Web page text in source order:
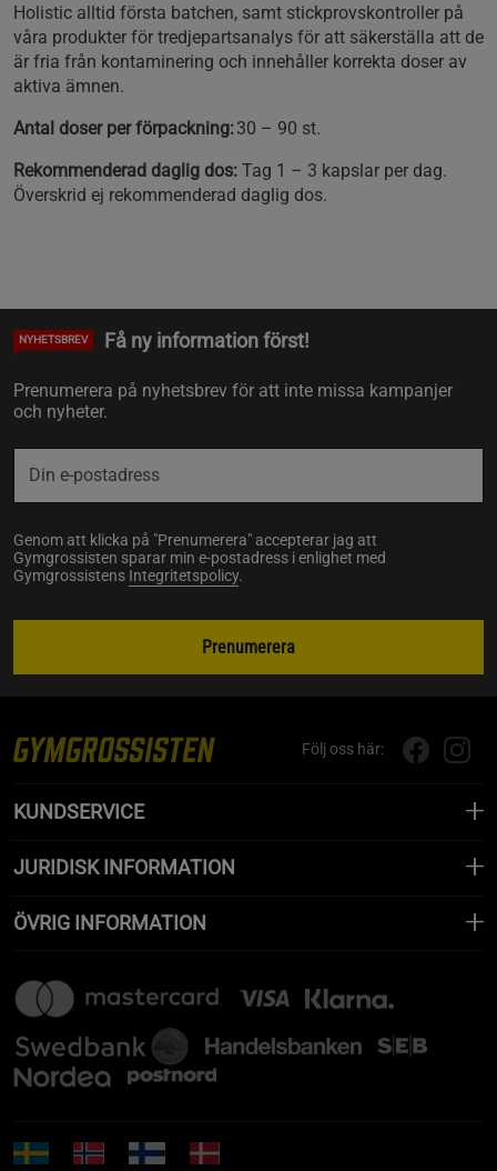
Holistic alltid första batchen, samt stickprovskontroller på
våra produkter för tredjepartsanalys för att säkerställa att de
är fria från kontaminering och innehåller korrekta doser av
aktiva ämnen.
Antal doser per förpackning:30 – 90 st.
Rekommenderad daglig dos: Tag 1 – 3 kapslar per dag.
Överskrid ej rekommenderad daglig dos.
NYHETSBREV Få ny information först!
Prenumerera på nyhetsbrev för att inte missa kampanjer
och nyheter.
Genom att klicka på "Prenumerera" accepterar jag att
Gymgrossisten sparar min e-postadress i enlighet med
Gymgrossistens Integritetspolicy.
Prenumerera
Följ oss här:
KUNDSERVICE
JURIDISK INFORMATION
ÖVRIG INFORMATION